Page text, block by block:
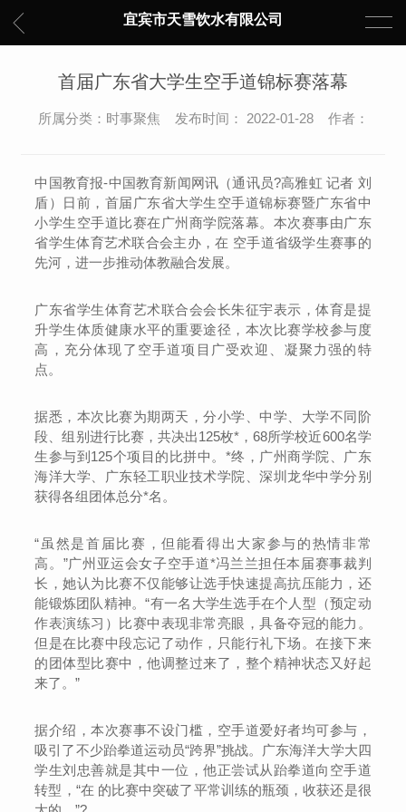
宜宾市天雪饮水有限公司
首届广东省大学生空手道锦标赛落幕
所属分类：时事聚焦 发布时间： 2022-01-28 作者：
中国教育报-中国教育新闻网讯（通讯员?高雅虹 记者 刘
盾）日前，首届广东省大学生空手道锦标赛暨广东省中
小学生空手道比赛在广州商学院落幕。本次赛事由广东
省学生体育艺术联合会主办，在 空手道省级学生赛事的
先河，进一步推动体教融合发展。
广东省学生体育艺术联合会会长朱征宇表示，体育是提
升学生体质健康水平的重要途径，本次比赛学校参与度
高，充分体现了空手道项目广受欢迎、凝聚力强的特
点。
据悉，本次比赛为期两天，分小学、中学、大学不同阶
段、组别进行比赛，共决出125枚*，68所学校近600名学
生参与到125个项目的比拼中。*终，广州商学院、广东
海洋大学、广东轻工职业技术学院、深圳龙华中学分别
获得各组团体总分*名。
“虽然是首届比赛，但能看得出大家参与的热情非常
高。”广州亚运会女子空手道*冯兰兰担任本届赛事裁判
长，她认为比赛不仅能够让选手快速提高抗压能力，还
能锻炼团队精神。“有一名大学生选手在个人型（预定动
作表演练习）比赛中表现非常亮眼，具备夺冠的能力。
但是在比赛中段忘记了动作，只能行礼下场。在接下来
的团体型比赛中，他调整过来了，整个精神状态又好起
来了。”
据介绍，本次赛事不设门槛，空手道爱好者均可参与，
吸引了不少跆拳道运动员“跨界”挑战。广东海洋大学大四
学生刘忠善就是其中一位，他正尝试从跆拳道向空手道
转型，“在 的比赛中突破了平常训练的瓶颈，收获还是很